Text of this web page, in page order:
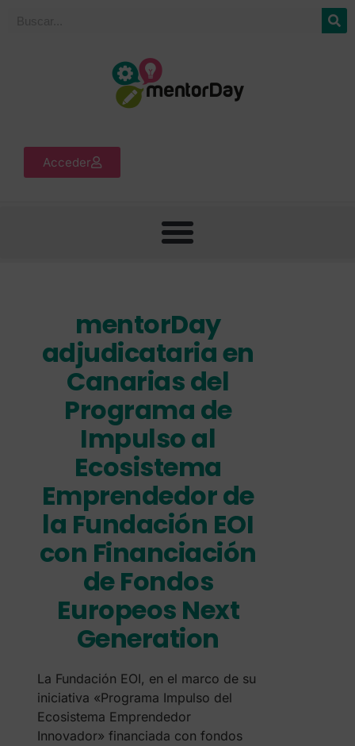
Acceder
mentorDay
adjudicataria en
Canarias del
Programa de
Impulso al
Ecosistema
Emprendedor de
la Fundación EOI
con Financiación
de Fondos
Europeos Next
Generation
La Fundación EOI, en el marco de su
iniciativa «Programa Impulso del
Ecosistema Emprendedor
Innovador» financiada con fondos